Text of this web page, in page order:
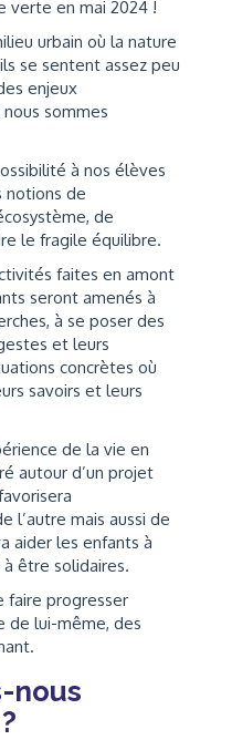
verte en mai 2024 !
urbain où la nature
se sentent assez peu
enjeux
sommes
à nos élèves
notions de
de
le fragile équilibre.
faites en amont
seront amenés à
à se poser des
et leurs
concrètes où
savoirs et leurs
de la vie en
autour d’un projet
l’autre mais aussi de
aider les enfants à
être solidaires.
faire progresser
de lui-même, des
nous